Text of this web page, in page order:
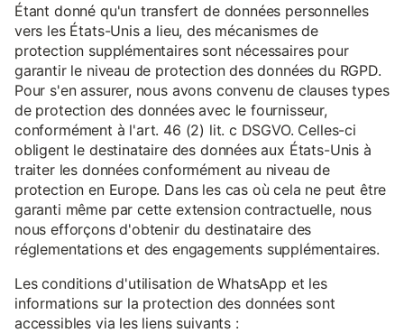
Étant donné qu'un transfert de données personnelles
vers les États-Unis a lieu, des mécanismes de
protection supplémentaires sont nécessaires pour
garantir le niveau de protection des données du RGPD.
Pour s'en assurer, nous avons convenu de clauses types
de protection des données avec le fournisseur,
conformément à l'art. 46 (2) lit. c DSGVO. Celles-ci
obligent le destinataire des données aux États-Unis à
traiter les données conformément au niveau de
protection en Europe. Dans les cas où cela ne peut être
garanti même par cette extension contractuelle, nous
nous efforçons d'obtenir du destinataire des
réglementations et des engagements supplémentaires.
Les conditions d'utilisation de WhatsApp et les
informations sur la protection des données sont
accessibles via les liens suivants :